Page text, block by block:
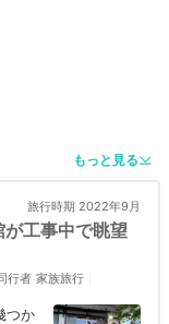
もっと見る
旅行時期 2022年9月
工事中で眺望
行者 家族旅行
つか